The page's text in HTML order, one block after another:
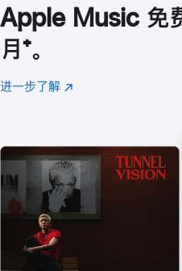
Apple Music 免
月 脚
注
⁺。
进一步了解 Apple
(在
口
中
打
开)